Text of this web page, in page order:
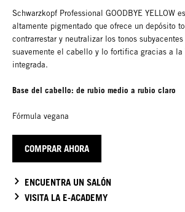
Schwarzkopf Professional GOODBYE YELLOW
altamente pigmentado que ofrece un depósito
contrarrestar y neutralizar los tonos
suavemente el cabello y lo fortifica gracias a la
integrada.
Base del cabello: de rubio medio a rubio claro
Fórmula vegana
COMPRAR AHORA
ENCUENTRA UN SALÓN
VISITA LA E-ACADEMY